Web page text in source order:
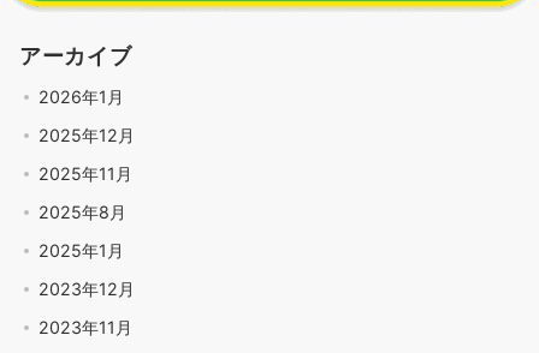
アーカイブ
2026年1月
2025年12月
2025年11月
2025年8月
2025年1月
2023年12月
2023年11月